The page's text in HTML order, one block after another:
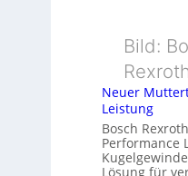
Bild:
Neuer
Leistung
Bosch
Performance
Lösung für